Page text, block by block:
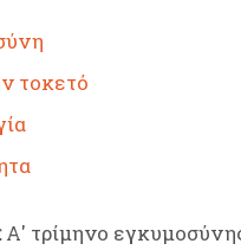
τοκετό
Α' τρίμηνο